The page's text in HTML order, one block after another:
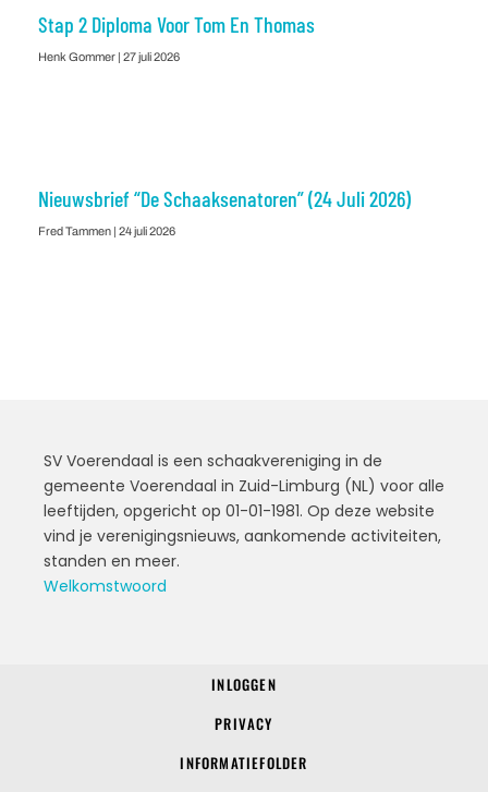
Stap 2 Diploma Voor Tom En Thomas
Henk Gommer 27 juli 2026
Nieuwsbrief “De Schaaksenatoren” (24 Juli 2026)
Fred Tammen 24 juli 2026
SV Voerendaal is een schaakvereniging in de
gemeente Voerendaal in Zuid-Limburg (NL) voor alle
leeftijden, opgericht op 01-01-1981. Op deze website
vind je verenigingsnieuws, aankomende activiteiten,
standen en meer.
Welkomstwoord
INLOGGEN
PRIVACY
INFORMATIEFOLDER
© 2022 SV Voerendaal